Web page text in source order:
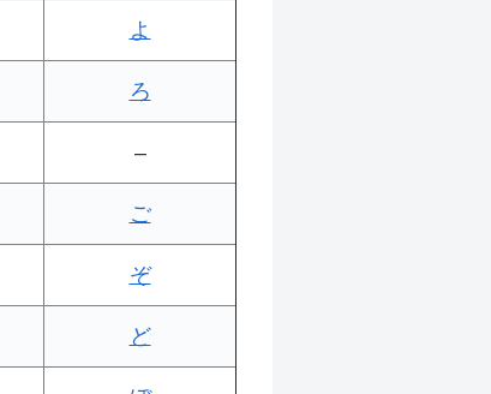
よ
ろ
–
ご
ぞ
ど